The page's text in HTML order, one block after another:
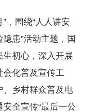
，围绕“人人讲安
患”活动主题，国
生初心，深入开展
会化普及宣传工
、乡村群众普及电
全宣传“最后一公